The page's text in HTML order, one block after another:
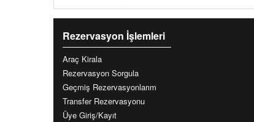
Rezervasyon İşlemleri
Araç Kirala
Rezervasyon Sorgula
Geçmiş Rezervasyonlarım
Transfer Rezervasyonu
Üye Giriş/Kayıt